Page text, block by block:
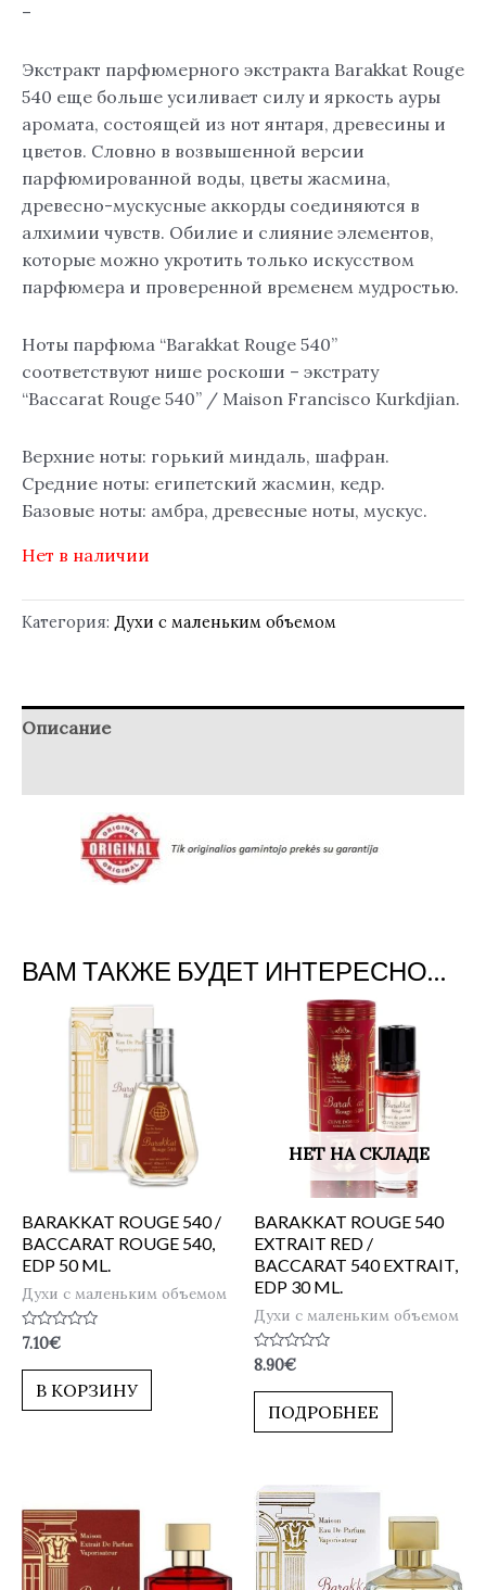
–
Экстракт парфюмерного экстракта Barakkat Rouge
540 еще больше усиливает силу и яркость ауры
аромата, состоящей из нот янтаря, древесины и
цветов. Словно в возвышенной версии
парфюмированной воды, цветы жасмина,
древесно-мускусные аккорды соединяются в
алхимии чувств. Обилие и слияние элементов,
которые можно укротить только искусством
парфюмера и проверенной временем мудростью.
Ноты парфюма “Barakkat Rouge 540”
соответствуют нише роскоши – экстрату
“Baccarat Rouge 540” / Maison Francisco Kurkdjian.
Верхние ноты: горький миндаль, шафран.
Средние ноты: египетский жасмин, кедр.
Базовые ноты: амбра, древесные ноты, мускус.
Нет в наличии
Категория: Духи с маленьким объемом
Описание
ВАМ ТАКЖЕ БУДЕТ ИНТЕРЕСНО…
BARAKKAT ROUGE 540 /
BACCARAT ROUGE 540,
EDP 50 ML.
Духи с маленьким объемом
Оценка
0
из
7.10€
В КОРЗИНУ
НЕТ НА СКЛАДЕ
BARAKKAT ROUGE 540
EXTRAIT RED /
BACCARAT 540 EXTRAIT,
EDP 30 ML.
Духи с маленьким объемом
Оценка
0
из
8.90€
ПОДРОБНЕЕ